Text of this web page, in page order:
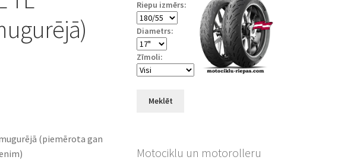
(piemērota gan
Riepu izmērs:
Diametrs:
Zīmoli:
Meklēt
Motociklu un motorolleru